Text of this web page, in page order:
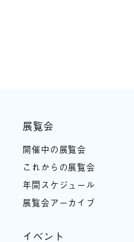
展覧会
開催中の展覧会
これからの展覧会
年間スケジュール
展覧会アーカイブ
イベント